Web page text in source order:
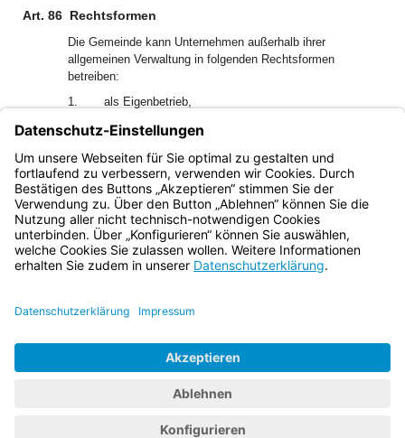
Art. 86 Rechtsformen
Die Gemeinde kann Unternehmen außerhalb ihrer
allgemeinen Verwaltung in folgenden Rechtsformen
betreiben:
1.
als Eigenbetrieb,
2.
als selbständiges Kommunalunternehmen des
öffentlichen Rechts,
3.
in den Rechtsformen des Privatrechts.
Bayern.de
BayernPortal
Impressum